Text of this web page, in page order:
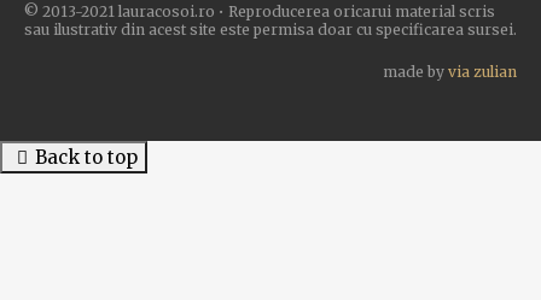
© 2013-2021 lauracosoi.ro • Reproducerea oricarui material scris
sau ilustrativ din acest site este permisa doar cu specificarea sursei.
made by via zulian
Back to top